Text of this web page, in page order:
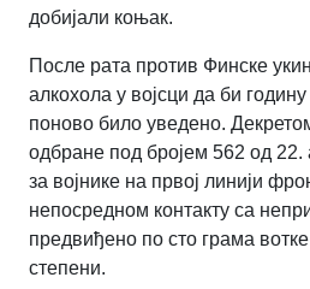
добијали коњак.
После рата против Финске
алкохола у војсци да би
поново било уведено.
одбране под бројем 562 од 22.
за војнике на првој линији
непосредном контакту са
предвиђено по сто грама вотке
степени.